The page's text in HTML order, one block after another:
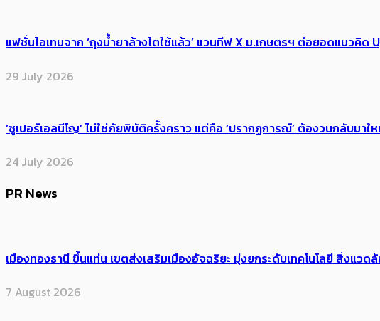
แฟชั่นไอเทมจาก ‘ถุงน้ำยาล้างไตใช้แล้ว’ แวนทีฟ X ม.เกษตรฯ ต่อยอดแนวคิด
29 July 2026
‘ซูเปอร์เอลนีโญ’ ไม่ใช่ภัยพิบัติครั้งคราว แต่คือ ‘ปรากฏการณ์’ ​ต้อง​วนกลับม
24 July 2026
PR News
เมืองทองธานี ขึ้นแท่น เขตส่งเสริมเมืองอัจฉริยะ มุ่งยกระดับเทคโนโลยี สิ่งแว
7 August 2026